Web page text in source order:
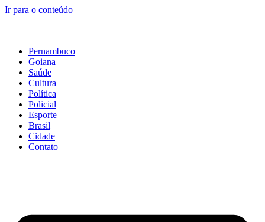
Ir para o conteúdo
Pernambuco
Goiana
Saúde
Cultura
Política
Policial
Esporte
Brasil
Cidade
Contato